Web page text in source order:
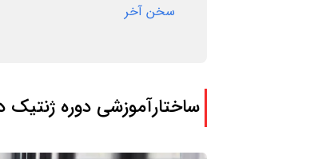
سخن آخر
ساختارآموزشی دوره ژنتیک